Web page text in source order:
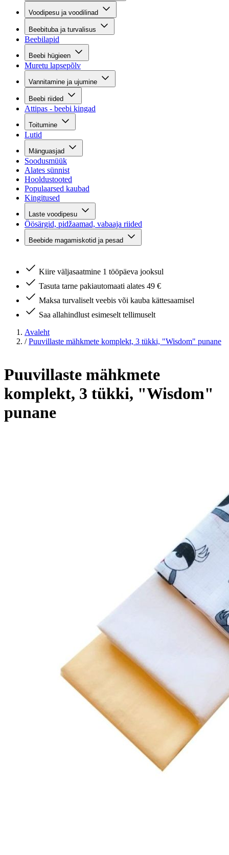
Voodipesu ja voodilinad
Beebituba ja turvalisus
Beebilapid
Beebi hügieen
Muretu lapsepõlv
Vannitamine ja ujumine
Beebi riided
Attipas - beebi kingad
Toitumine
Lutid
Mänguasjad
Soodusmüük
Alates sünnist
Hooldustooted
Populaarsed kaubad
Kingitused
Laste voodipesu
Öösärgid, pidžaamad, vabaaja riided
Beebide magamiskotid ja pesad
Kiire väljasaatmine 1 tööpäeva jooksul
Tasuta tarne pakiautomaati alates 49 €
Maksa turvaliselt veebis või kauba kättesaamisel
Saa allahindlust esimeselt tellimuselt
Avaleht
/ Puuvillaste mähkmete komplekt, 3 tükki, "Wisdom" punane
Puuvillaste mähkmete
komplekt, 3 tükki, "Wisdom"
punane